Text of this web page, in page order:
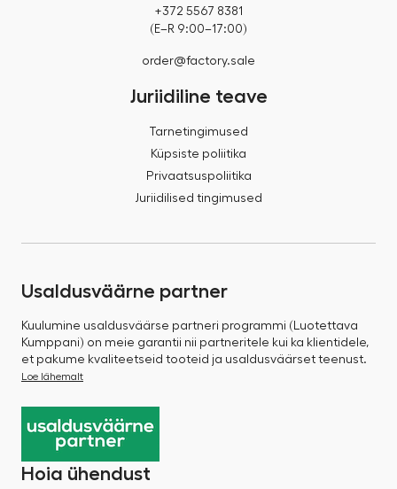
+372 5567 8381
(E–R 9:00–17:00)
order@factory.sale
Juriidiline teave
Tarnetingimused
Küpsiste poliitika
Privaatsuspoliitika
Juriidilised tingimused
Usaldusväärne partner
Kuulumine usaldusväärse partneri programmi (Luotettava
Kumppani) on meie garantii nii partneritele kui ka klientidele,
et pakume kvaliteetseid tooteid ja usaldusväärset teenust.
Loe lähemalt
Hoia ühendust